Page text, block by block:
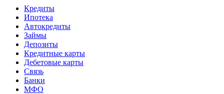
Кредиты
Ипотека
Автокредиты
Займы
Депозиты
Кредитные карты
Дебетовые карты
Связь
Банки
МФО